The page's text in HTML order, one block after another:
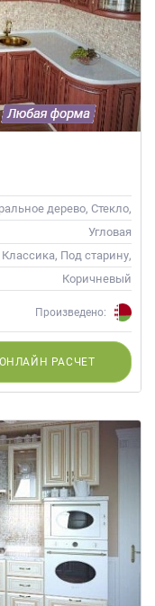
дерево, Стекло,
Массив, С патиной
Угловая
Классика, Под старину,
Прованс
Коричневый
Произведено:
ОНЛАЙН РАСЧЕТ